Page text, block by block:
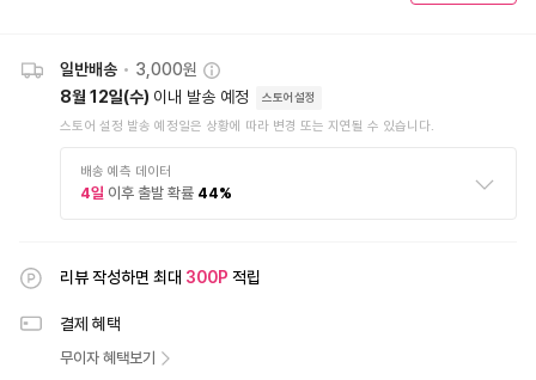
일반배송 • 3,000원
8월 12일(수) 이내 발송 예정 스토어설정
스토어 설정 발송 예정일은 상황에 따라 변경 또는 지연될 수 있습니다.
배송 예측 데이터
4일 이후 출발 확률 44%
리뷰 작성하면 최대 300P 적립
결제 혜택
무이자 혜택보기